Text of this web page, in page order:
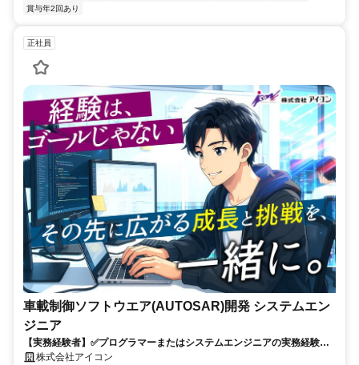
賞与年2回あり
正社員
車載制御ソフトウエア(AUTOSAR)開発 システムエン
ジニア
【実務経験者】✅プログラマーまたはシステムエンジニアの実務経験✅C
言語の開発経験✅車載組込ソフトの開発経験✅AUTOSARコンフィグ設
株式会社アイコン